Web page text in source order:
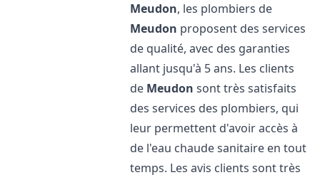
Meudon, les plombiers de
Meudon proposent des services
de qualité, avec des garanties
allant jusqu'à 5 ans. Les clients
de Meudon sont très satisfaits
des services des plombiers, qui
leur permettent d'avoir accès à
de l'eau chaude sanitaire en tout
temps. Les avis clients sont très